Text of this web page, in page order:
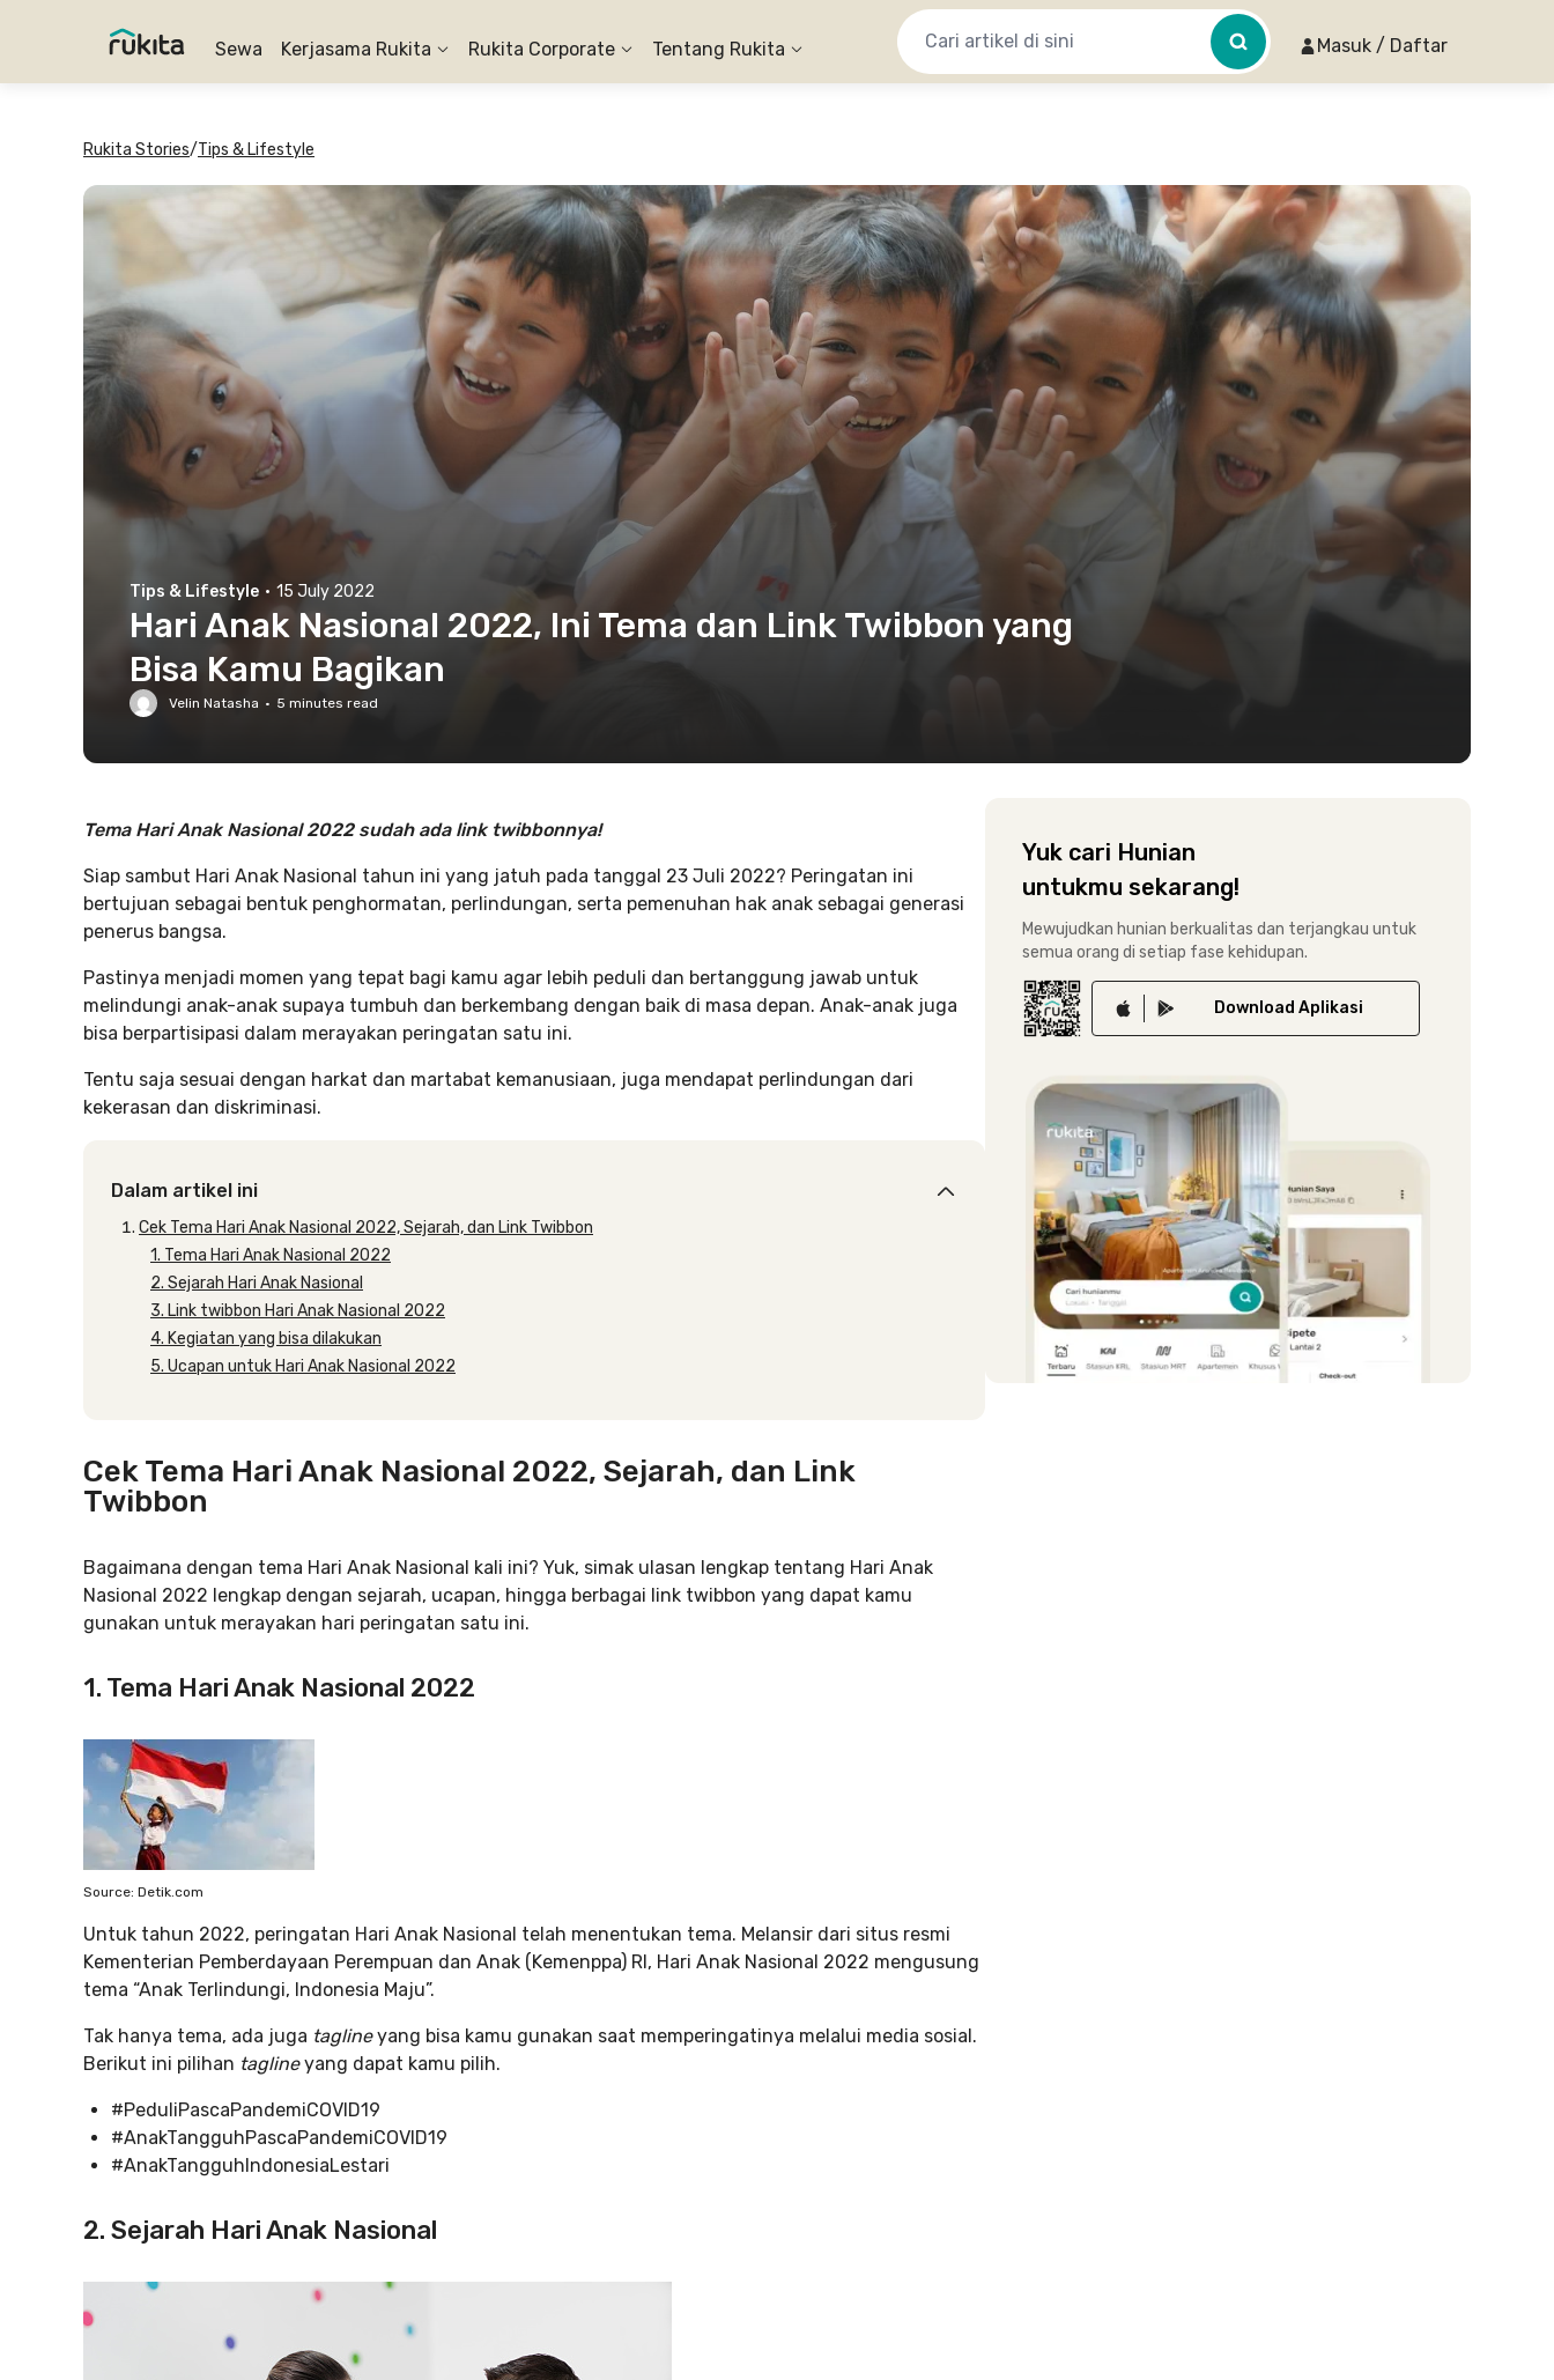
Sewa Kerjasama Rukita Rukita Corporate Tentang Rukita Masuk / Daftar
Rukita Stories/Tips & Lifestyle
Tips & Lifestyle · 15 July 2022
Hari Anak Nasional 2022, Ini Tema dan Link Twibbon yang
Bisa Kamu Bagikan
Velin Natasha · 5 minutes read
Tema Hari Anak Nasional 2022 sudah ada link twibbonnya!
Siap sambut Hari Anak Nasional tahun ini yang jatuh pada tanggal 23 Juli 2022? Peringatan ini
bertujuan sebagai bentuk penghormatan, perlindungan, serta pemenuhan hak anak sebagai generasi
penerus bangsa.
Pastinya menjadi momen yang tepat bagi kamu agar lebih peduli dan bertanggung jawab untuk
melindungi anak-anak supaya tumbuh dan berkembang dengan baik di masa depan. Anak-anak juga
bisa berpartisipasi dalam merayakan peringatan satu ini.
Tentu saja sesuai dengan harkat dan martabat kemanusiaan, juga mendapat perlindungan dari
kekerasan dan diskriminasi.
Dalam artikel ini
Cek Tema Hari Anak Nasional 2022, Sejarah, dan Link Twibbon
1. Tema Hari Anak Nasional 2022
2. Sejarah Hari Anak Nasional
3. Link twibbon Hari Anak Nasional 2022
4. Kegiatan yang bisa dilakukan
5. Ucapan untuk Hari Anak Nasional 2022
Cek Tema Hari Anak Nasional 2022, Sejarah, dan Link
Twibbon
Bagaimana dengan tema Hari Anak Nasional kali ini? Yuk, simak ulasan lengkap tentang Hari Anak
Nasional 2022 lengkap dengan sejarah, ucapan, hingga berbagai link twibbon yang dapat kamu
gunakan untuk merayakan hari peringatan satu ini.
1. Tema Hari Anak Nasional 2022
Source: Detik.com
Untuk tahun 2022, peringatan Hari Anak Nasional telah menentukan tema. Melansir dari situs resmi
Kementerian Pemberdayaan Perempuan dan Anak (Kemenppa) RI, Hari Anak Nasional 2022 mengusung
tema “Anak Terlindungi, Indonesia Maju”.
Tak hanya tema, ada juga taglineyang bisa kamu gunakan saat memperingatinya melalui media sosial.
Berikut ini pilihan taglineyang dapat kamu pilih.
#PeduliPascaPandemiCOVID19
#AnakTangguhPascaPandemiCOVID19
#AnakTangguhIndonesiaLestari
2. Sejarah Hari Anak Nasional
Yuk cari Hunian
untukmu sekarang!
Mewujudkan hunian berkualitas dan terjangkau untuk
semua orang di setiap fase kehidupan.
Download Aplikasi